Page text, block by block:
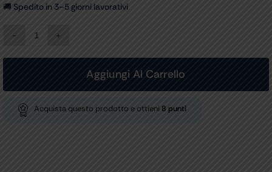
🚚 Spedito in 3–5 giorni lavorativi
SPECULUM
Welch
2,5mm-
neri
conf.
Aggiungi Al Carrello
Acquista questo prodotto e ottieni 8 punti